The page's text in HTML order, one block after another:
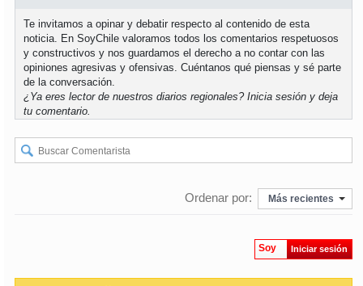
Te invitamos a opinar y debatir respecto al contenido de esta
noticia. En SoyChile valoramos todos los comentarios respetuosos
y constructivos y nos guardamos el derecho a no contar con las
opiniones agresivas y ofensivas. Cuéntanos qué piensas y sé parte
de la conversación.
¿Ya eres lector de nuestros diarios regionales?Inicia sesión y deja
tu comentario.
Ordenar por: Más recientes
Soy Iniciar sesión